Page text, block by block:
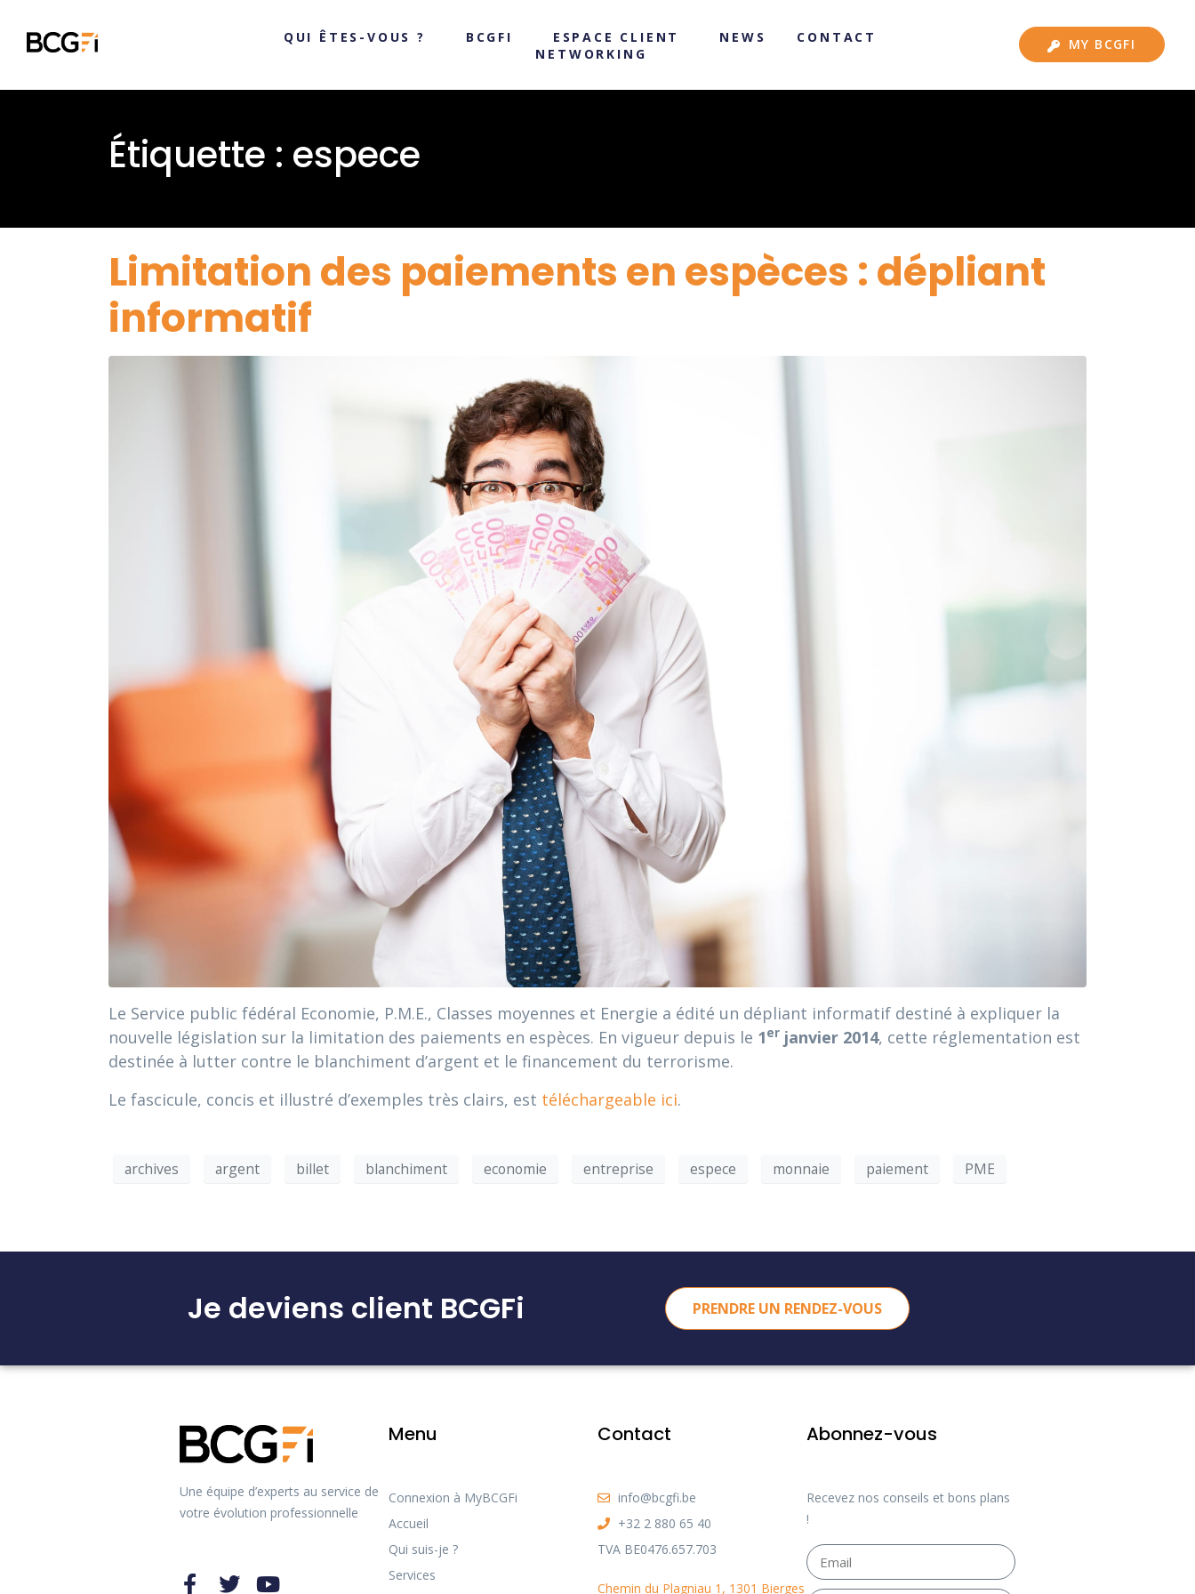
QUI ÊTES-VOUS ? BCGFI ESPACE CLIENT NEWS
CONTACT
NETWORKING
MY BCGFI
Étiquette : espece
Limitation des paiements en espèces : dépliant
informatif
Le Service public fédéral Economie, P.M.E., Classes moyennes et Energie a édité un dépliant informatif destiné à expliquer la
nouvelle législation sur la limitation des paiements en espèces. En vigueur depuis le 1er janvier 2014, cette réglementation est
destinée à lutter contre le blanchiment d’argent et le financement du terrorisme.
Le fascicule, concis et illustré d’exemples très clairs, est téléchargeable ici.
archives argent billet blanchiment economie entreprise espece monnaie paiement PME
Je deviens client BCGFi PRENDRE UN RENDEZ-VOUS
Une équipe d’experts au service de
votre évolution professionnelle
Menu
Connexion à MyBCGFi
Accueil
Qui suis-je ?
Services
Contact
info@bcgfi.be
+32 2 880 65 40
TVA BE0476.657.703
Chemin du Plagniau 1, 1301 Bierges
Abonnez-vous
Recevez nos conseils et bons plans
!